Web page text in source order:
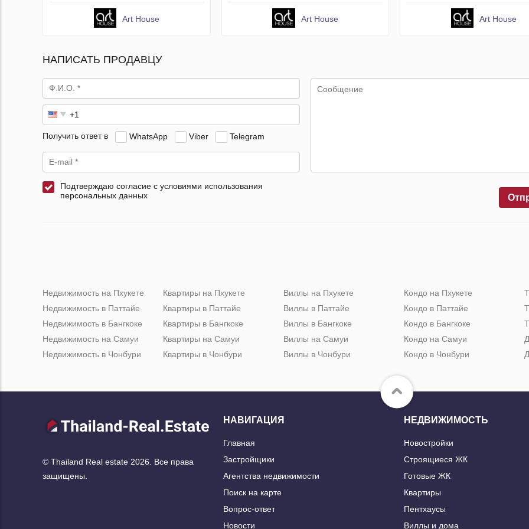
Art House Art House Art House
НАПИСАТЬ ПРОДАВЦУ
Получить ответ в WhatsApp Viber Telegram
Подтверждаю согласие с условиями использования
персональных данных
Недвижимость на Пхукете
Недвижимость в Паттайе
Недвижимость в Бангкоке
Недвижимость на Самуи
Недвижимость в Чонбури
Квартиры на Пхукете
Квартиры в Паттайе
Квартиры в Бангкоке
Квартиры на Самуи
Квартиры в Чонбури
Виллы на Пхукете
Виллы в Паттайе
Виллы в Бангкоке
Виллы на Самуи
Виллы в Чонбури
Кондо на Пхукете
Кондо в Паттайе
Кондо в Бангкоке
Кондо на Самуи
Кондо в Чонбури
© Thailand Real estate 2026. Все права
защищены.
НАВИГАЦИЯ
Главная
Застройщики
Агентства недвижимости
Поиск на карте
Вопрос-ответ
Новости
НЕДВИЖИМОСТЬ
Новостройки
Строящиеся ЖК
Готовые ЖК
Квартиры
Пентхаусы
Виллы и дома